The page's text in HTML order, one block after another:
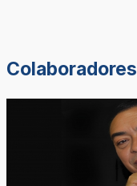
Colaboradores